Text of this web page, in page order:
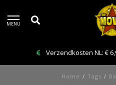
MENU
Verzendkosten NL: €
Home / Tags /